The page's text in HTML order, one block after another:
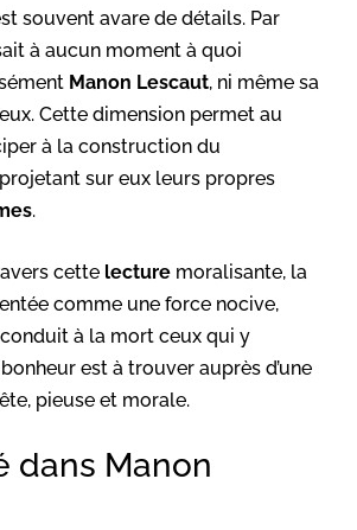
souvent avare de détails. Par
à aucun moment à quoi
Manon Lescaut, ni même sa
Cette dimension permet au
à la construction du
projetant sur eux leurs propres
.
cette lecture moralisante, la
comme une force nocive,
à la mort ceux qui y
est à trouver auprès d’une
pieuse et morale.
dans Manon